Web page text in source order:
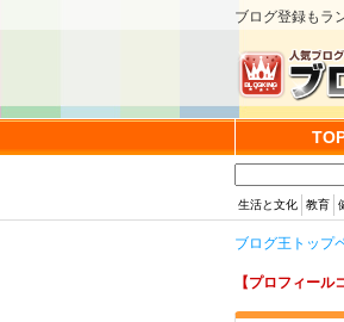
ブログ登録もラ
生活と文化 教育
ブログ王トップ
【プロフィール